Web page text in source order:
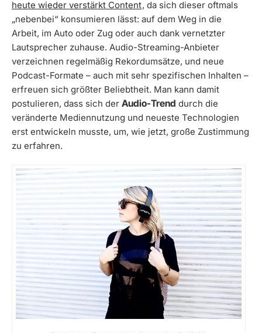
heute wieder verstärkt Content, da sich dieser oftmals
„nebenbei“ konsumieren lässt: auf dem Weg in die
Arbeit, im Auto oder Zug oder auch dank vernetzter
Lautsprecher zuhause. Audio-Streaming-Anbieter
verzeichnen regelmäßig Rekordumsätze, und neue
Podcast-Formate – auch mit sehr spezifischen Inhalten –
erfreuen sich größter Beliebtheit. Man kann damit
postulieren, dass sich der Audio-Trend durch die
veränderte Mediennutzung und neueste Technologien
erst entwickeln musste, um, wie jetzt, große Zustimmung
zu erfahren.